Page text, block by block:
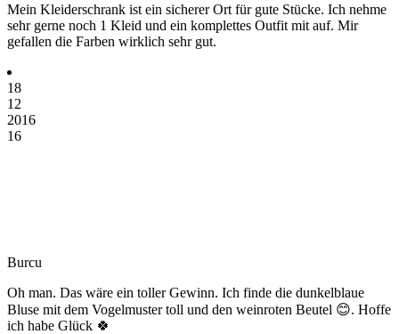
Mein Kleiderschrank ist ein sicherer Ort für gute Stücke. Ich nehme
sehr gerne noch 1 Kleid und ein komplettes Outfit mit auf. Mir
gefallen die Farben wirklich sehr gut.
18
12
2016
16
Burcu
Oh man. Das wäre ein toller Gewinn. Ich finde die dunkelblaue
Bluse mit dem Vogelmuster toll und den weinroten Beutel 😊. Hoffe
ich habe Glück 🍀